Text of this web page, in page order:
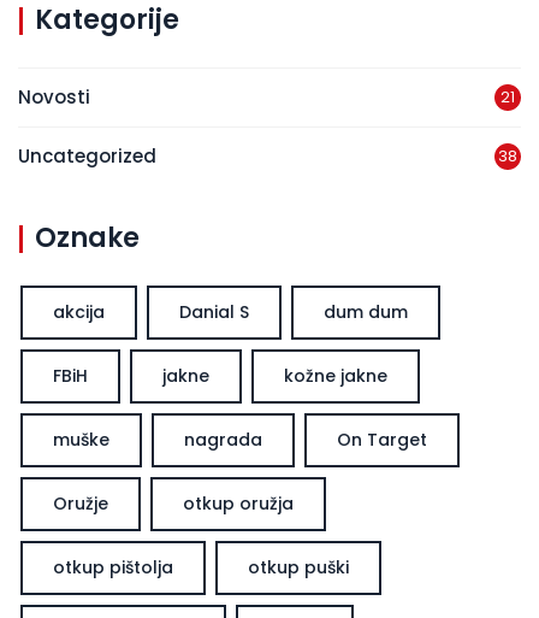
Kategorije
Novosti 21
Uncategorized 38
Oznake
akcija Danial S dum dum
FBiH jakne kožne jakne
muške nagrada On Target
Oružje otkup oružja
otkup pištolja otkup puški